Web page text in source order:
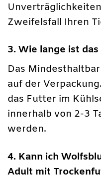
Zweifelsfall Ihren
3. Wie lange ist
Das
auf der
das Futter im
innerhalb von 2-3
werden.
4. Kann ich
Adult mit